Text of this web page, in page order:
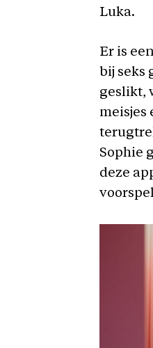
Luka.
Er is
bij seks
geslikt,
meisjes
Sophie
deze